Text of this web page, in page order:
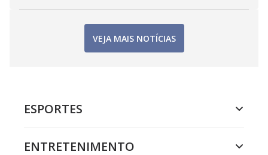
VEJA MAIS NOTÍCIAS
ESPORTES
ENTRETENIMENTO